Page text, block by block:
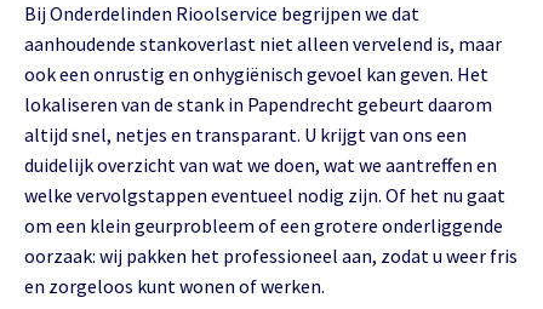
Bij Onderdelinden Rioolservice begrijpen we dat
aanhoudende stankoverlast niet alleen vervelend is, maar
ook een onrustig en onhygiënisch gevoel kan geven. Het
lokaliseren van de stank in Papendrecht gebeurt daarom
altijd snel, netjes en transparant. U krijgt van ons een
duidelijk overzicht van wat we doen, wat we aantreffen en
welke vervolgstappen eventueel nodig zijn. Of het nu gaat
om een klein geurprobleem of een grotere onderliggende
oorzaak: wij pakken het professioneel aan, zodat u weer fris
en zorgeloos kunt wonen of werken.